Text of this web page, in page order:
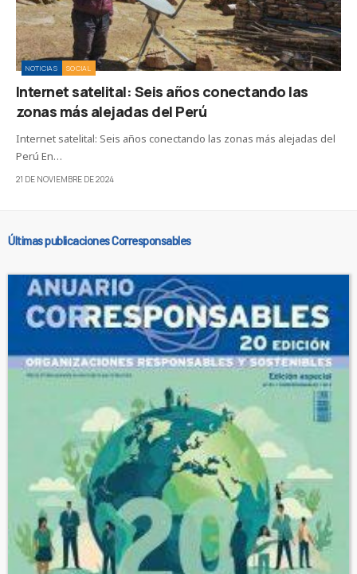
NOTICIAS SOCIAL
Internet satelital: Seis años conectando las
zonas más alejadas del Perú
Internet satelital: Seis años conectando las zonas más alejadas del
Perú En…
21 DE NOVIEMBRE DE 2024
Últimas publicaciones Corresponsables